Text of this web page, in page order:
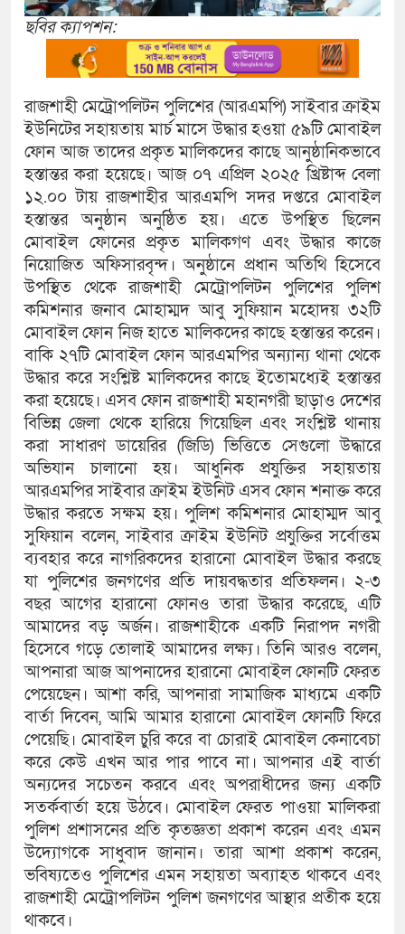
ছবির ক্যাপশন:
রাজশাহী মেট্রোপলিটন পুলিশের (আরএমপি) সাইবার ক্রাইম
ইউনিটের সহায়তায় মার্চ মাসে উদ্ধার হওয়া ৫৯টি মোবাইল
ফোন আজ তাদের প্রকৃত মালিকদের কাছে আনুষ্ঠানিকভাবে
হস্তান্তর করা হয়েছে। আজ ০৭ এপ্রিল ২০২৫ খ্রিষ্টাব্দ বেলা
১২.০০ টায় রাজশাহীর আরএমপি সদর দপ্তরে মোবাইল
হস্তান্তর অনুষ্ঠান অনুষ্ঠিত হয়। এতে উপস্থিত ছিলেন
মোবাইল ফোনের প্রকৃত মালিকগণ এবং উদ্ধার কাজে
নিয়োজিত অফিসারবৃন্দ। অনুষ্ঠানে প্রধান অতিথি হিসেবে
উপস্থিত থেকে রাজশাহী মেট্রোপলিটন পুলিশের পুলিশ
কমিশনার জনাব মোহাম্মদ আবু সুফিয়ান মহোদয় ৩২টি
মোবাইল ফোন নিজ হাতে মালিকদের কাছে হস্তান্তর করেন।
বাকি ২৭টি মোবাইল ফোন আরএমপির অন্যান্য থানা থেকে
উদ্ধার করে সংশ্লিষ্ট মালিকদের কাছে ইতোমধ্যেই হস্তান্তর
করা হয়েছে। এসব ফোন রাজশাহী মহানগরী ছাড়াও দেশের
বিভিন্ন জেলা থেকে হারিয়ে গিয়েছিল এবং সংশ্লিষ্ট থানায়
করা সাধারণ ডায়েরির (জিডি) ভিত্তিতে সেগুলো উদ্ধারে
অভিযান চালানো হয়। আধুনিক প্রযুক্তির সহায়তায়
আরএমপির সাইবার ক্রাইম ইউনিট এসব ফোন শনাক্ত করে
উদ্ধার করতে সক্ষম হয়। পুলিশ কমিশনার মোহাম্মদ আবু
সুফিয়ান বলেন, সাইবার ক্রাইম ইউনিট প্রযুক্তির সর্বোত্তম
ব্যবহার করে নাগরিকদের হারানো মোবাইল উদ্ধার করছে
যা পুলিশের জনগণের প্রতি দায়বদ্ধতার প্রতিফলন। ২-৩
বছর আগের হারানো ফোনও তারা উদ্ধার করেছে, এটি
আমাদের বড় অর্জন। রাজশাহীকে একটি নিরাপদ নগরী
হিসেবে গড়ে তোলাই আমাদের লক্ষ্য। তিনি আরও বলেন,
আপনারা আজ আপনাদের হারানো মোবাইল ফোনটি ফেরত
পেয়েছেন। আশা করি, আপনারা সামাজিক মাধ্যমে একটি
বার্তা দিবেন, আমি আমার হারানো মোবাইল ফোনটি ফিরে
পেয়েছি। মোবাইল চুরি করে বা চোরাই মোবাইল কেনাবেচা
করে কেউ এখন আর পার পাবে না। আপনার এই বার্তা
অন্যদের সচেতন করবে এবং অপরাধীদের জন্য একটি
সতর্কবার্তা হয়ে উঠবে। মোবাইল ফেরত পাওয়া মালিকরা
পুলিশ প্রশাসনের প্রতি কৃতজ্ঞতা প্রকাশ করেন এবং এমন
উদ্যোগকে সাধুবাদ জানান। তারা আশা প্রকাশ করেন,
ভবিষ্যতেও পুলিশের এমন সহায়তা অব্যাহত থাকবে এবং
রাজশাহী মেট্রোপলিটন পুলিশ জনগণের আস্থার প্রতীক হয়ে
থাকবে।